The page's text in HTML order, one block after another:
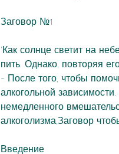
Заговор №1
'Как солнце светит на
пить. Однако, повторяя
- После того, чтобы
алкогольной
немедленного
алкоголизма,Заговор
Введение